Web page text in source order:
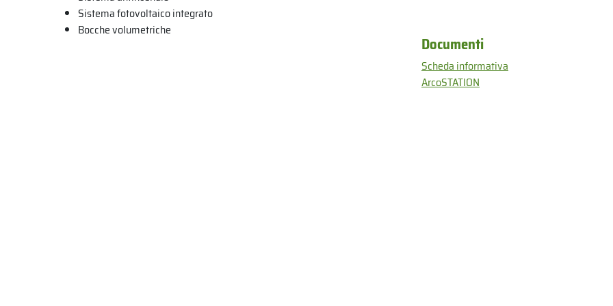
Sistema fotovoltaico integrato
Bocche volumetriche
Documenti
Scheda informativa
ArcoSTATION